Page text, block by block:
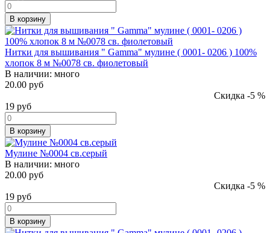
В корзину
Нитки для вышивания " Gamma" мулине ( 0001- 0206 ) 100%
хлопок 8 м №0078 св. фиолетовый
В наличии: много
20.00 руб
Скидка -5 %
19 руб
В корзину
Мулине №0004 св.серый
В наличии: много
20.00 руб
Скидка -5 %
19 руб
В корзину